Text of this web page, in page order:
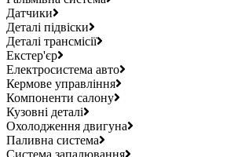
Датчики
Деталі підвіски
Деталі трансмісії
Екстер'єр
Електросистема авто
Кермове управління
Компоненти салону
Кузовні деталі
Охолодження двигуна
Паливна система
Система запалювання